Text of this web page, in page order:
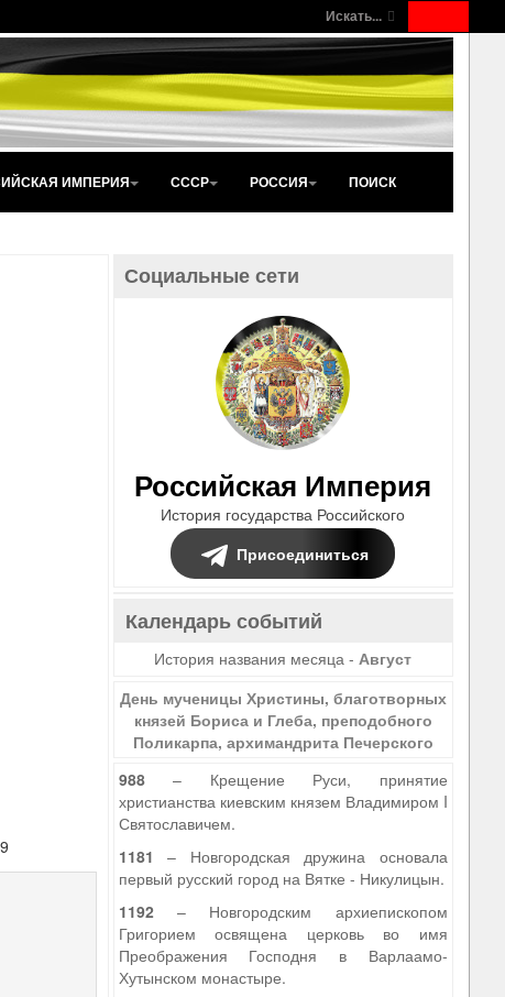
Искать...
ИМПЕРИЯ СССР РОССИЯ ПОИСК
Социальные сети
Российская Империя
История государства Российского
Присоединиться
Календарь событий
История названия месяца -Август
День мученицы Христины, благотворных
князей Бориса и Глеба, преподобного
Поликарпа, архимандрита Печерского
988– Крещение Руси, принятие
христианства киевским князем Владимиром I
Святославичем.
1181 – Новгородская дружина основала
первый русский город на Вятке - Никулицын.
1192– Новгородским архиепископом
Григорием освящена церковь во имя
Преображения Господня в Варлаамо-
Хутынском монастыре.